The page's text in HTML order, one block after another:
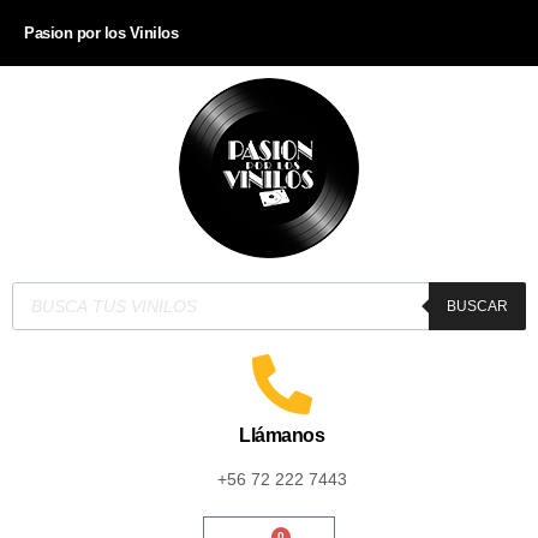
Pasion por los Vinilos
BUSCAR
Llámanos
+56 72 222 7443